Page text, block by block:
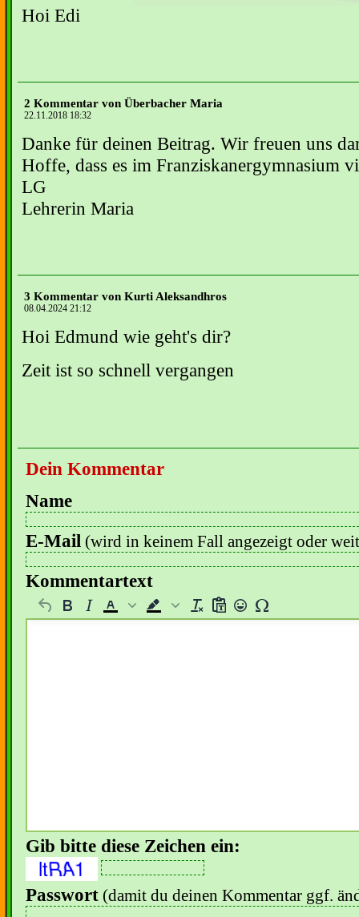
Hoi Edi
2 Kommentar von Überbacher Maria
22.11.2018 18:32
Danke für deinen Beitrag. Wir freuen uns
Hoffe, dass es im Franziskanergymnasium
LG
Lehrerin Maria
3 Kommentar von Kurti Aleksandhros
08.04.2024 21:12
Hoi Edmund wie geht's dir?
Zeit ist so schnell vergangen
Dein Kommentar
Name
E-Mail (wird in keinem Fall angezeigt oder
Kommentartext
Gib bitte diese Zeichen ein:
Passwort (damit du deinen Kommentar ggf.